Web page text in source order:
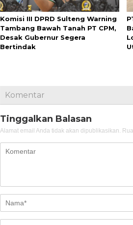
Komisi III DPRD Sulteng Warning
Tambang Bawah Tanah PT CPM,
Desak Gubernur Segera
Bertindak
Komentar
Tinggalkan Balasan
Alamat email Anda tidak akan dipublikasikan.